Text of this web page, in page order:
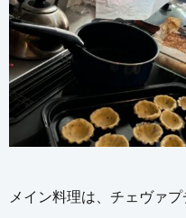
メイン料理は、チェヴァ